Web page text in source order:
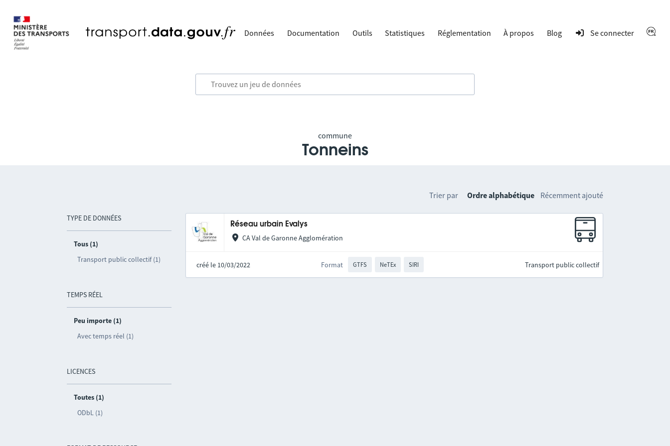
Données Documentation Outils Statistiques Réglementation À propos Blog Se connecter
commune
Tonneins
TYPE DE DONNÉES
Tous (1)
Transport public collectif (1)
TEMPS RÉEL
Peu importe (1)
Avec temps réel (1)
LICENCES
Toutes (1)
ODbL (1)
Trier par Ordre alphabétique Récemment ajouté
Réseau urbain Evalys
CA Val de Garonne Agglomération
créé le 10/03/2022 Format GTFS NeTEx SIRI Transport public collectif